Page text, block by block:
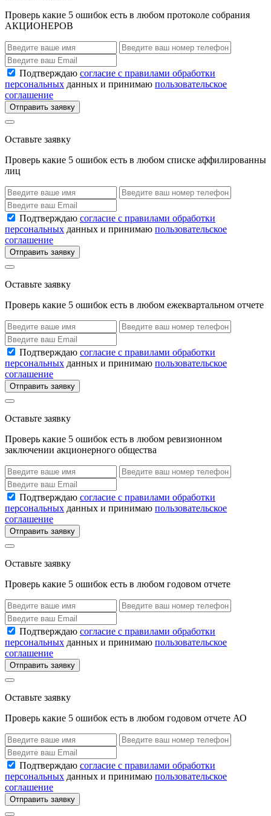
Проверь какие 5 ошибок есть в любом протоколе собрания
АКЦИОНЕРОВ
Подтверждаю согласие с правилами обработки
персональных данных и принимаю пользовательское
соглашение
Отправить заявку
Оставьте заявку
Проверь какие 5 ошибок есть в любом списке аффилированны
лиц
Подтверждаю согласие с правилами обработки
персональных данных и принимаю пользовательское
соглашение
Отправить заявку
Оставьте заявку
Проверь какие 5 ошибок есть в любом ежеквартальном отчете
Подтверждаю согласие с правилами обработки
персональных данных и принимаю пользовательское
соглашение
Отправить заявку
Оставьте заявку
Проверь какие 5 ошибок есть в любом ревизионном
заключении акционерного общества
Подтверждаю согласие с правилами обработки
персональных данных и принимаю пользовательское
соглашение
Отправить заявку
Оставьте заявку
Проверь какие 5 ошибок есть в любом годовом отчете
Подтверждаю согласие с правилами обработки
персональных данных и принимаю пользовательское
соглашение
Отправить заявку
Оставьте заявку
Проверь какие 5 ошибок есть в любом годовом отчете АО
Подтверждаю согласие с правилами обработки
персональных данных и принимаю пользовательское
соглашение
Отправить заявку